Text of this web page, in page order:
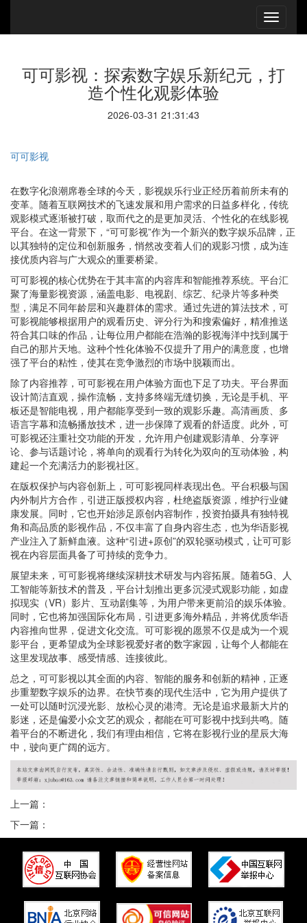
可可影视：探索数字娱乐新纪元，打
造个性化观影体验
2026-03-31 21:31:43
可可影视
在数字化浪潮席卷全球的今天，影视娱乐行业正经历着前所未有的
变革。随着互联网技术的飞速发展和用户需求的日益多样化，传统
观影模式逐渐被打破，取而代之的是更加灵活、个性化的在线影视
平台。在这一背景下，“可可影视”作为一个新兴的数字娱乐品牌，正
以其独特的定位和创新服务，悄然改变着人们的观影习惯，成为连
接优质内容与广大观众的重要桥梁。
可可影视的核心优势在于其丰富的内容库和智能推荐系统。平台汇
聚了海量影视资源，涵盖电影、电视剧、综艺、纪录片等多种类
型，满足不同年龄层和兴趣群体的需求。通过先进的算法技术，可
可影视能够根据用户的观看历史、评分行为和搜索偏好，精准推送
符合其口味的作品，让每位用户都能在浩瀚的影视海洋中找到属于
自己的那片天地。这种个性化体验不仅提升了用户的满意度，也增
强了平台的粘性，使其在竞争激烈的市场中脱颖而出。
除了内容推荐，可可影视在用户体验方面也下足了功夫。平台界面
设计简洁直观，操作流畅，支持多终端无缝切换，无论是手机、平
板还是智能电视，用户都能享受到一致的观影乐趣。高清画质、多
语言字幕和流畅播放技术，进一步保障了观看的舒适度。此外，可
可影视还注重社交功能的开发，允许用户创建观影清单、分享评
论、参与话题讨论，将单向的观看行为转化为双向的互动体验，构
建起一个充满活力的影视社区。
在版权保护与内容创新上，可可影视同样表现出色。平台积极与国
内外制片方合作，引进正版授权内容，杜绝盗版资源，维护行业健
康发展。同时，它也开始涉足原创内容制作，投资拍摄具有独特视
角和高品质的影视作品，不仅丰富了自身内容生态，也为华语影视
产业注入了新鲜血液。这种“引进+原创”的双轮驱动模式，让可可影
视在内容层面具备了可持续的竞争力。
展望未来，可可影视将继续深耕技术研发与内容拓展。随着5G、人
工智能等新技术的普及，平台计划推出更多沉浸式观影功能，如虚
拟现实（VR）影片、互动剧集等，为用户带来更前沿的娱乐体验。
同时，它也将加强国际化布局，引进更多海外精品，并将优质华语
内容推向世界，促进文化交流。可可影视的愿景不仅是成为一个观
影平台，更希望成为全球影视爱好者的数字家园，让每个人都能在
这里发现故事、感受情感、连接彼此。
总之，可可影视以其全面的内容、智能的服务和创新的精神，正逐
步重塑数字娱乐的边界。在快节奏的现代生活中，它为用户提供了
一处可以随时沉浸光影、放松心灵的港湾。无论是追求最新大片的
影迷，还是偏爱小众文艺的观众，都能在可可影视中找到共鸣。随
着平台的不断进化，我们有理由相信，它将在影视行业的星辰大海
中，驶向更广阔的远方。
上一篇：
下一篇：